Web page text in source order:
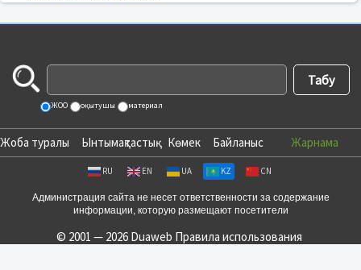
ЖОО оқытушы материал
Жоба туралы Ынтымақтастық Көмек Байланыс Жарнама
RU EN UA KZ CN
Администрация сайта не несет ответственности за содержание
информации, которую размещают посетители
© 2001 — 2026 Duaweb Правила использования